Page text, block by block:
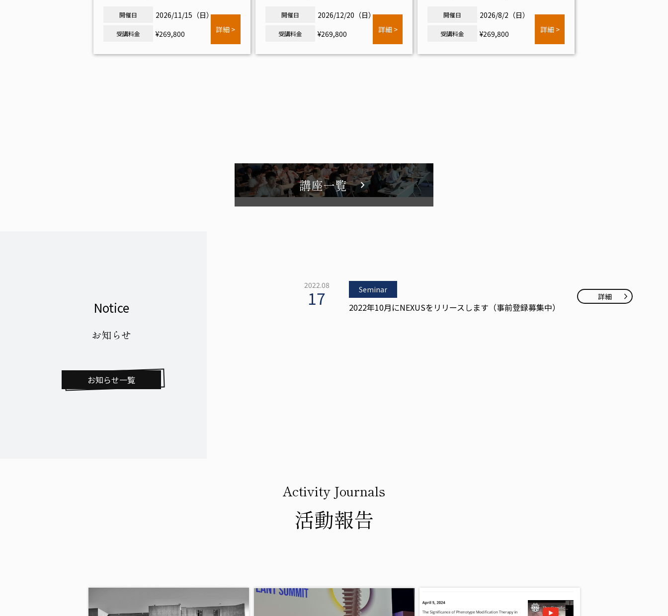
開催日 2026/11/15（日）
受講料金 ¥269,800 詳細 >
開催日 2026/12/20（日）
受講料金 ¥269,800 詳細 >
開催日 2026/8/2（日）
受講料金 ¥269,800 詳細 >
講座一覧 chevron_right
Notice
お知らせ
お知らせ一覧
2022.08
17 Seminar
2022年10月にNEXUSをリリースします（事前登録募集中）
詳細 arrow_forward_ios
Activity Journals
活動報告